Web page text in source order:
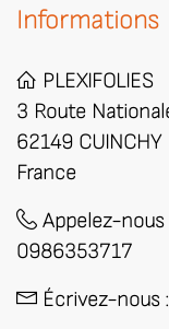
Informations
PLEXIFOLIES
3 Route
62149 CUINCHY
France
Appelez-nous
0986353717
Écrivez-nous :